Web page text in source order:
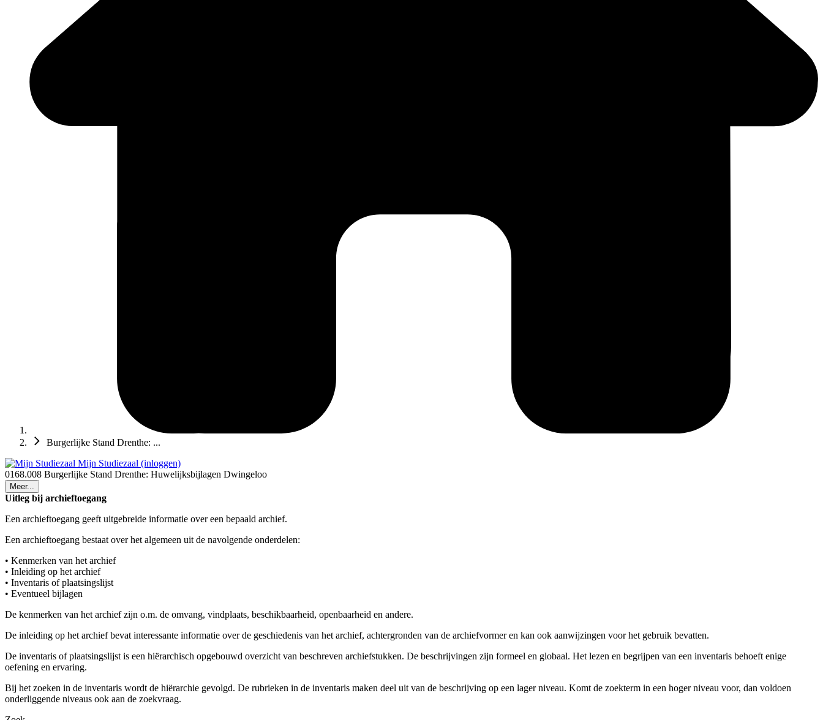
Burgerlijke Stand Drenthe: ...
Mijn Studiezaal (inloggen)
0168.008 Burgerlijke Stand Drenthe: Huwelijksbijlagen Dwingeloo
Meer...
Uitleg bij archieftoegang
Een archieftoegang geeft uitgebreide informatie over een bepaald archief.
Een archieftoegang bestaat over het algemeen uit de navolgende onderdelen:
• Kenmerken van het archief
• Inleiding op het archief
• Inventaris of plaatsingslijst
• Eventueel bijlagen
De kenmerken van het archief zijn o.m. de omvang, vindplaats, beschikbaarheid, openbaarheid en andere.
De inleiding op het archief bevat interessante informatie over de geschiedenis van het archief, achtergronden van de archiefvormer en kan ook aanwijzingen voor het gebruik bevatten.
De inventaris of plaatsingslijst is een hiërarchisch opgebouwd overzicht van beschreven archiefstukken. De beschrijvingen zijn formeel en globaal. Het lezen en begrijpen van een inventaris behoeft enige
oefening en ervaring.
Bij het zoeken in de inventaris wordt de hiërarchie gevolgd. De rubrieken in de inventaris maken deel uit van de beschrijving op een lager niveau. Komt de zoekterm in een hoger niveau voor, dan voldoen
onderliggende niveaus ook aan de zoekvraag.